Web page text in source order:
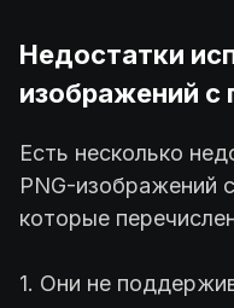
Недостатки
изображений
Есть несколько
PNG-изображений
которые
1. Они не